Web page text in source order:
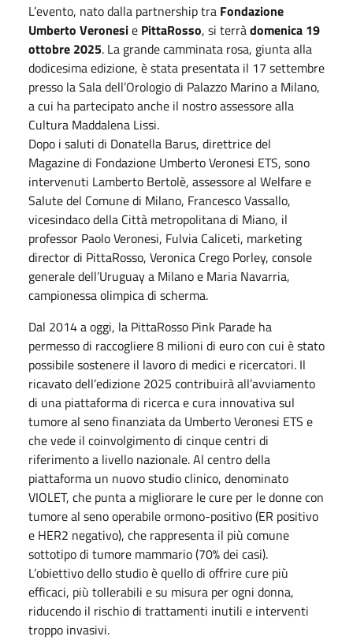
L’evento, nato dalla partnership tra Fondazione
Umberto Veronesie PittaRosso, si terràdomenica 19
ottobre 2025. La grande camminata rosa, giunta alla
dodicesima edizione, è stata presentata il 17 settembre
presso la Sala dell’Orologio di Palazzo Marino a Milano,
a cui ha partecipato anche il nostro assessore alla
Cultura Maddalena Lissi.
Dopo i saluti di Donatella Barus, direttrice del
Magazine di Fondazione Umberto Veronesi ETS, sono
intervenuti Lamberto Bertolè, assessore al Welfare e
Salute del Comune di Milano, Francesco Vassallo,
vicesindaco della Città metropolitana di Miano, il
professor Paolo Veronesi, Fulvia Caliceti, marketing
director di PittaRosso, Veronica Crego Porley, console
generale dell’Uruguay a Milano e Maria Navarria,
campionessa olimpica di scherma.
Dal 2014 a oggi, la PittaRosso Pink Parade ha
permesso di raccogliere 8 milioni di euro con cui è stato
possibile sostenere il lavoro di medici e ricercatori. Il
ricavato dell’edizione 2025 contribuirà all’avviamento
di una piattaforma di ricerca e cura innovativa sul
tumore al seno finanziata da Umberto Veronesi ETS e
che vede il coinvolgimento di cinque centri di
riferimento a livello nazionale. Al centro della
piattaforma un nuovo studio clinico, denominato
VIOLET, che punta a migliorare le cure per le donne con
tumore al seno operabile ormono-positivo (ER positivo
e HER2 negativo), che rappresenta il più comune
sottotipo di tumore mammario (70% dei casi).
L’obiettivo dello studio è quello di offrire cure più
efficaci, più tollerabili e su misura per ogni donna,
riducendo il rischio di trattamenti inutili e interventi
troppo invasivi.